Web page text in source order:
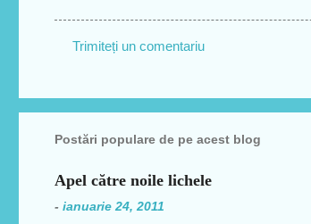
m
e
t
a
Trimiteți un comentariu
Postări populare de pe acest blog
Apel către noile lichele
- ianuarie 24, 2011